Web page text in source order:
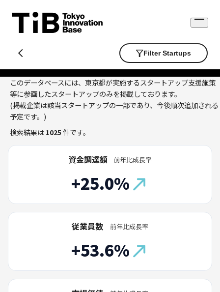
content
Open
Filter Startups
このデータベースには、東京都が実施するスタートアップ支援施策
等に参画したスタートアップのみを掲載しております。
(掲載企業は該当スタートアップの一部であり、今後順次追加される
予定です。)
検索結果は 1025 件です。
資金調達額
+25.0%
前年比成長率
従業員数
+53.6%
前年比成長率